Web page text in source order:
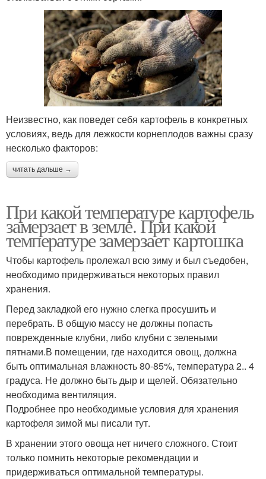
Неизвестно, как поведет себя картофель в конкретных
условиях, ведь для лежкости корнеплодов важны сразу
несколько факторов:
читать дальше →
При какой температуре картофель
замерзает в земле. При какой
температуре замерзает картошка
Чтобы картофель пролежал всю зиму и был съедобен,
необходимо придерживаться некоторых правил
хранения.
Перед закладкой его нужно слегка просушить и
перебрать. В общую массу не должны попасть
поврежденные клубни, либо клубни с зелеными
пятнами.В помещении, где находится овощ, должна
быть оптимальная влажность 80-85%, температура 2.. 4
градуса. Не должно быть дыр и щелей. Обязательно
необходима вентиляция.
Подробнее про необходимые условия для хранения
картофеля зимой мы писали тут.
В хранении этого овоща нет ничего сложного. Стоит
только помнить некоторые рекомендации и
придерживаться оптимальной температуры.